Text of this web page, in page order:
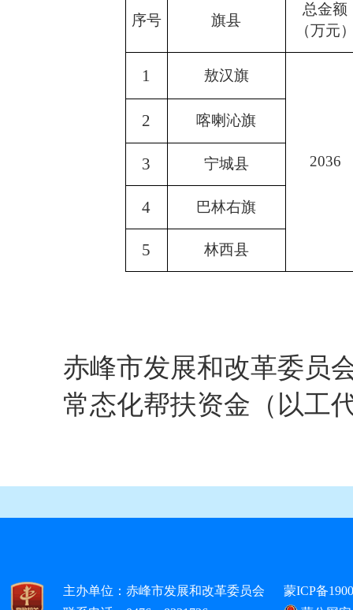
序号 旗县
总金额
（万元
1 敖汉旗
2036
2 喀喇沁旗
3 宁城县
4 巴林右旗
5 林西县
赤峰市发展和改革委员
常态化帮扶资金（以工
主办单位：赤峰市发展和改革委员会
蒙ICP备